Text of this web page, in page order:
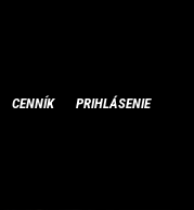
CENNÍK PRIHLÁSENIE